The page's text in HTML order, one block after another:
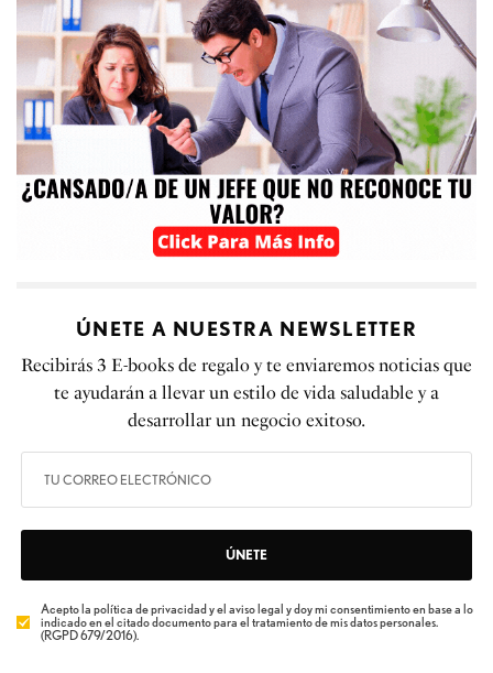
ÚNETE A NUESTRA NEWSLETTER
Recibirás 3 E-books de regalo y te enviaremos noticias que
te ayudarán a llevar un estilo de vida saludable y a
desarrollar un negocio exitoso.
ÚNETE
Acepto la política de privacidad y el aviso legal y doy mi consentimiento en base a lo
indicado en el citado documento para el tratamiento de mis datos personales.
(RGPD 679/2016).